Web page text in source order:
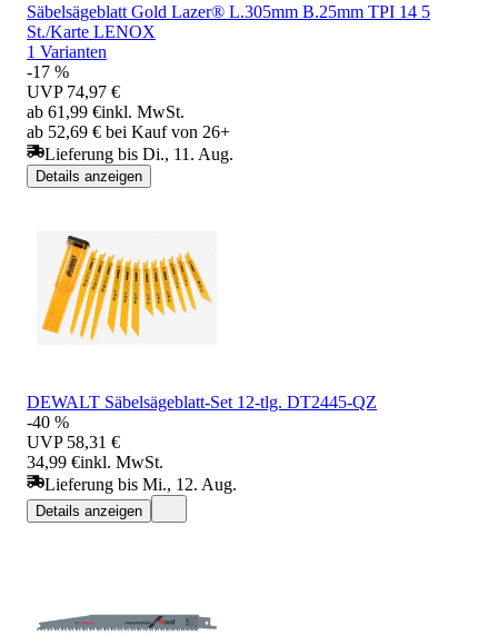
Säbelsägeblatt Gold Lazer® L.305mm B.25mm TPI 14 5
St./Karte LENOX
1 Varianten
-17 %
UVP 74,97 €
ab 61,99 €inkl. MwSt.
ab 52,69 € bei Kauf von 26+
Lieferung bis Di., 11. Aug.
Details anzeigen
DEWALT Säbelsägeblatt-Set 12-tlg. DT2445-QZ
-40 %
UVP 58,31 €
34,99 €inkl. MwSt.
Lieferung bis Mi., 12. Aug.
Details anzeigen